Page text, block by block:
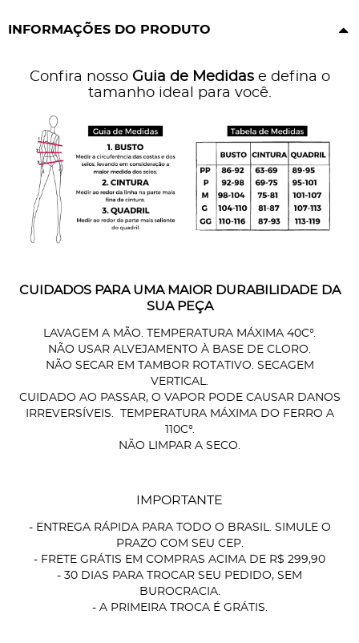
INFORMAÇÕES DO PRODUTO
Confira nosso Guia de Medidase defina o
tamanho ideal para você.
CUIDADOS PARA UMA MAIOR DURABILIDADE DA
SUA PEÇA
LAVAGEM A MÃO. TEMPERATURA MÁXIMA 40C°.
NÃO USAR ALVEJAMENTO À BASE DE CLORO.
NÃO SECAR EM TAMBOR ROTATIVO. SECAGEM
VERTICAL.
CUIDADO AO PASSAR, O VAPOR PODE CAUSAR DANOS
IRREVERSÍVEIS. TEMPERATURA MÁXIMA DO FERRO A
110C°.
NÃO LIMPAR A SECO.
IMPORTANTE
- ENTREGA RÁPIDA PARA TODO O BRASIL. SIMULE O
PRAZO COM SEU CEP.
- FRETE GRÁTIS EM COMPRAS ACIMA DE R$ 299,90
- 30 DIAS PARA TROCAR SEU PEDIDO, SEM
BUROCRACIA.
- A PRIMEIRA TROCA É GRÁTIS.